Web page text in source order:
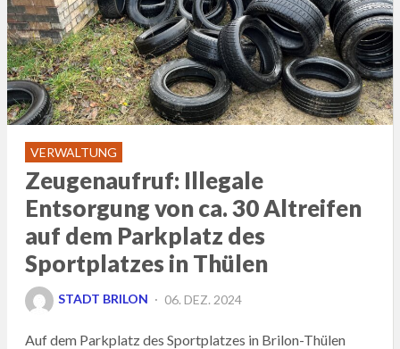
VERWALTUNG
Zeugenaufruf: Illegale
Entsorgung von ca. 30 Altreifen
auf dem Parkplatz des
Sportplatzes in Thülen
STADT BRILON
POSTED
06. DEZ. 2024
Auf dem Parkplatz des Sportplatzes in Brilon-Thülen